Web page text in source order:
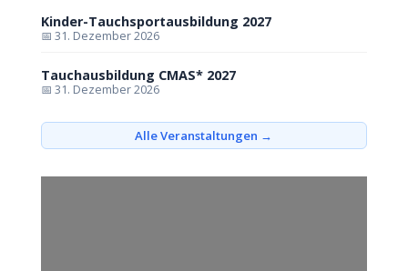
Kinder-Tauchsportausbildung 2027
📅 31. Dezember 2026
Tauchausbildung CMAS* 2027
📅 31. Dezember 2026
Alle Veranstaltungen →